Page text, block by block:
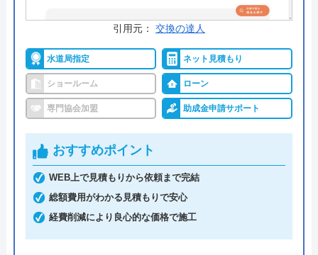
受付時間： 8:30～20:00
ニッカホーム横浜金沢 の基本情報
運営会社 ニッカホ―ム株式会社
創業・設立 1987年1月創業 1993年4月設立
本社所在地
〒458-0007
愛知県名古屋市緑区篭山二丁目1225番
引用元： 交換の達人
水道局指定 ネット見積もり
ショールーム ローン
専門協会加盟 助成金申請サポート
おすすめポイント
WEB上で見積もりから依頼まで完結
総額費用がわかる見積もりで安心
経費削減により良心的な価格で施工